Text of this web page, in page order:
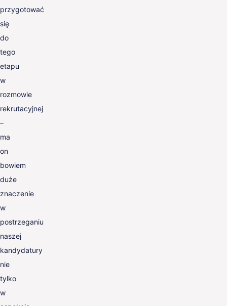
przygotować
się
do
tego
etapu
w
rozmowie
rekrutacyjnej
–
ma
on
bowiem
duże
znaczenie
w
postrzeganiu
naszej
kandydatury
nie
tylko
w